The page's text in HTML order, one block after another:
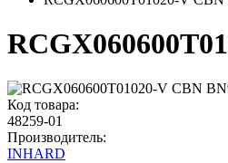
Код товара:
48259-01
Производитель:
INHARD